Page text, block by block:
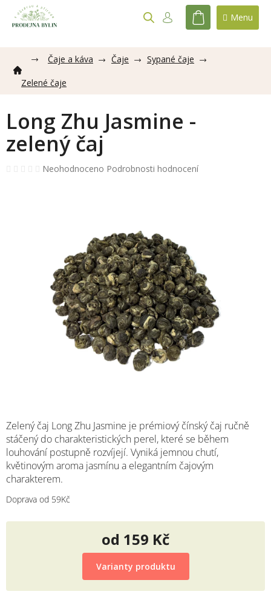
obsah
NÁKUPNÍ
Čaje a káva Čaje Sypané čaje
Zelené čaje
Long Zhu Jasmine -
zelený čaj
Průměrné
Neohodnoceno Podrobnosti hodnocení
Zelený čaj Long Zhu Jasmine je prémiový čínský čaj ručně
stáčený do charakteristických perel, které se během
louhování postupně rozvíjejí. Vyniká jemnou chutí,
květinovým aroma jasmínu a elegantním čajovým
charakterem.
Doprava od 59Kč
od 159 Kč
Měrná
cena:
Varianty produktu